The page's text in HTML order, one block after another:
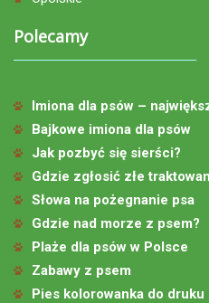
Polecamy
Imiona dla psów –
Bajkowe imiona dla psów
Jak pozbyć się sierści?
Gdzie zgłosić złe
Słowa na pożegnanie psa
Gdzie nad morze z psem?
Plaże dla psów w Polsce
Zabawy z psem
Pies kolorowanka do druku